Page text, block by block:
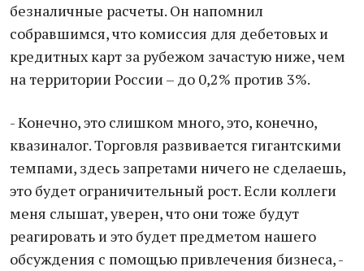
безналичные расчеты. Он напомнил
собравшимся, что комиссия для дебетовых и
кредитных карт за рубежом зачастую ниже, чем
на территории России – до 0,2% против 3%.
- Конечно, это слишком много, это, конечно,
квазиналог. Торговля развивается гигантскими
темпами, здесь запретами ничего не сделаешь,
это будет ограничительный рост. Если коллеги
меня слышат, уверен, что они тоже будут
реагировать и это будет предметом нашего
обсуждения с помощью привлечения бизнеса, -